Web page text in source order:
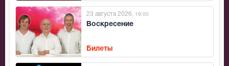
Воскресение
23 августа 2026 , 19:00
Билеты